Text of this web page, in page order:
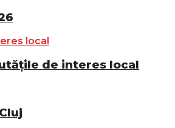
de interes local